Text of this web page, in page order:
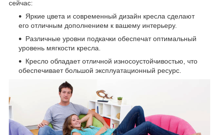
сейчас:
Яркие цвета и современный дизайн кресла сделают
его отличным дополнением к вашему интерьеру.
Различные уровни подкачки обеспечат оптимальный
уровень мягкости кресла.
Кресло обладает отличной износоустойчивостью, что
обеспечивает большой эксплуатационный ресурс.